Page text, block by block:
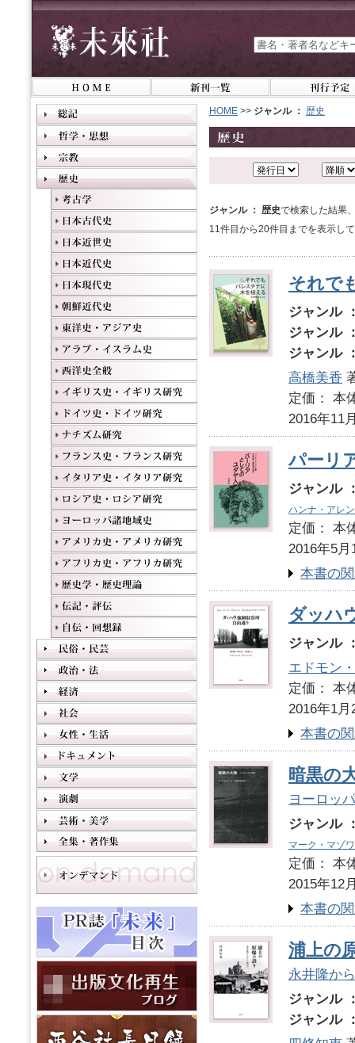
HOME >> ジャンル ： 歴史
ジャンル ： 歴史で検索した結果
11件目から20件目までを表示し
それで
ジャンル
ジャンル
ジャンル
高橋美香
定価：
2016年11
パーリ
ジャンル
ハンナ・アレ
定価：
2016年5月
本書の
ダッハ
ジャンル
エドモン
定価：
2016年1月
本書の
暗黒の
ヨーロッ
ジャンル
マーク・マゾ
定価：
2015年12
本書の
浦上の
永井隆か
ジャンル
ジャンル